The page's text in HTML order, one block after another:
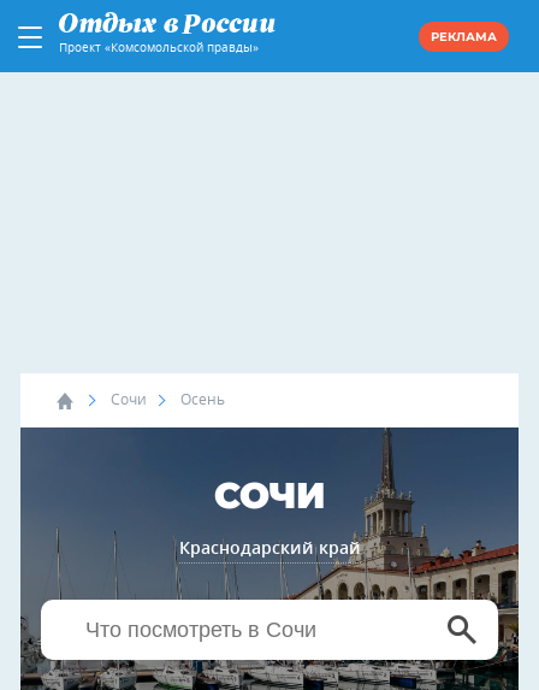
Проект «Комсомольской правды»
РЕКЛАМА
Сочи Осень
СОЧИ
Краснодарский край